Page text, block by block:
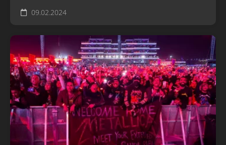
09.02.2024